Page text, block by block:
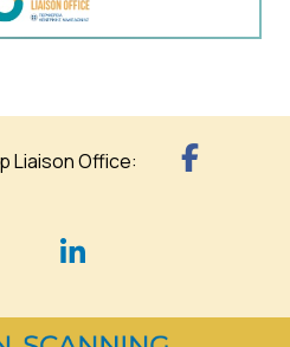
Liaison Office: